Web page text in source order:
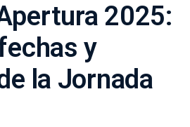
2025:
y
la Jornada